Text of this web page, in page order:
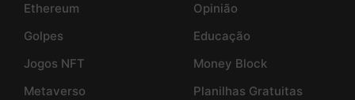
Ethereum
Golpes
Jogos NFT
Metaverso
Opinião
Educação
Money Block
Planilhas Gratuitas